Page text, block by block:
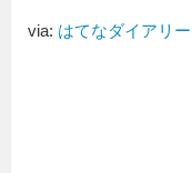
via: はてなダイアリ